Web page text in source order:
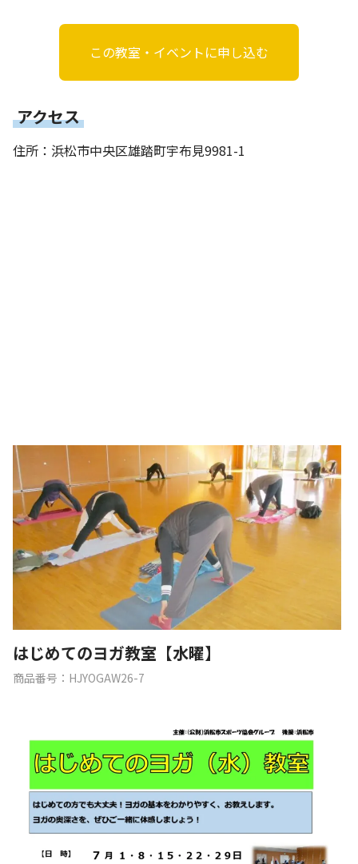
この教室・イベントに申し込む
アクセス
住所：浜松市中央区雄踏町宇布見9981-1
はじめてのヨガ教室【水曜】
商品番号：HJYOGAW26-7